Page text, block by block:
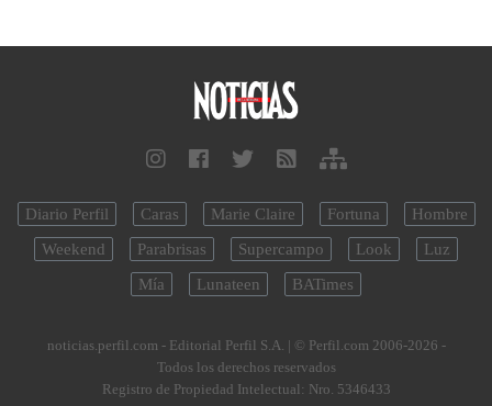
Diario Perfil Caras Marie Claire Fortuna
Hombre
Weekend
Parabrisas Supercampo Look
Luz
Mía
Lunateen BATimes
noticias.perfil.com - Editorial Perfil S.A. | © Perfil.com 2006-2026 -
Todos los derechos reservados
Registro de Propiedad Intelectual: Nro. 5346433